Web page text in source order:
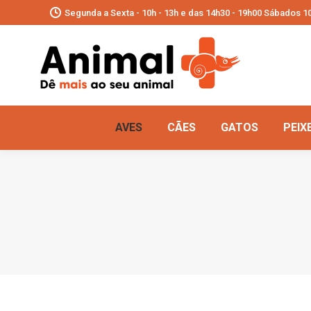
Segunda a Sexta - 10h - 13h e das 14h30 - 19h00 Sábados
AVES CÃES GATOS